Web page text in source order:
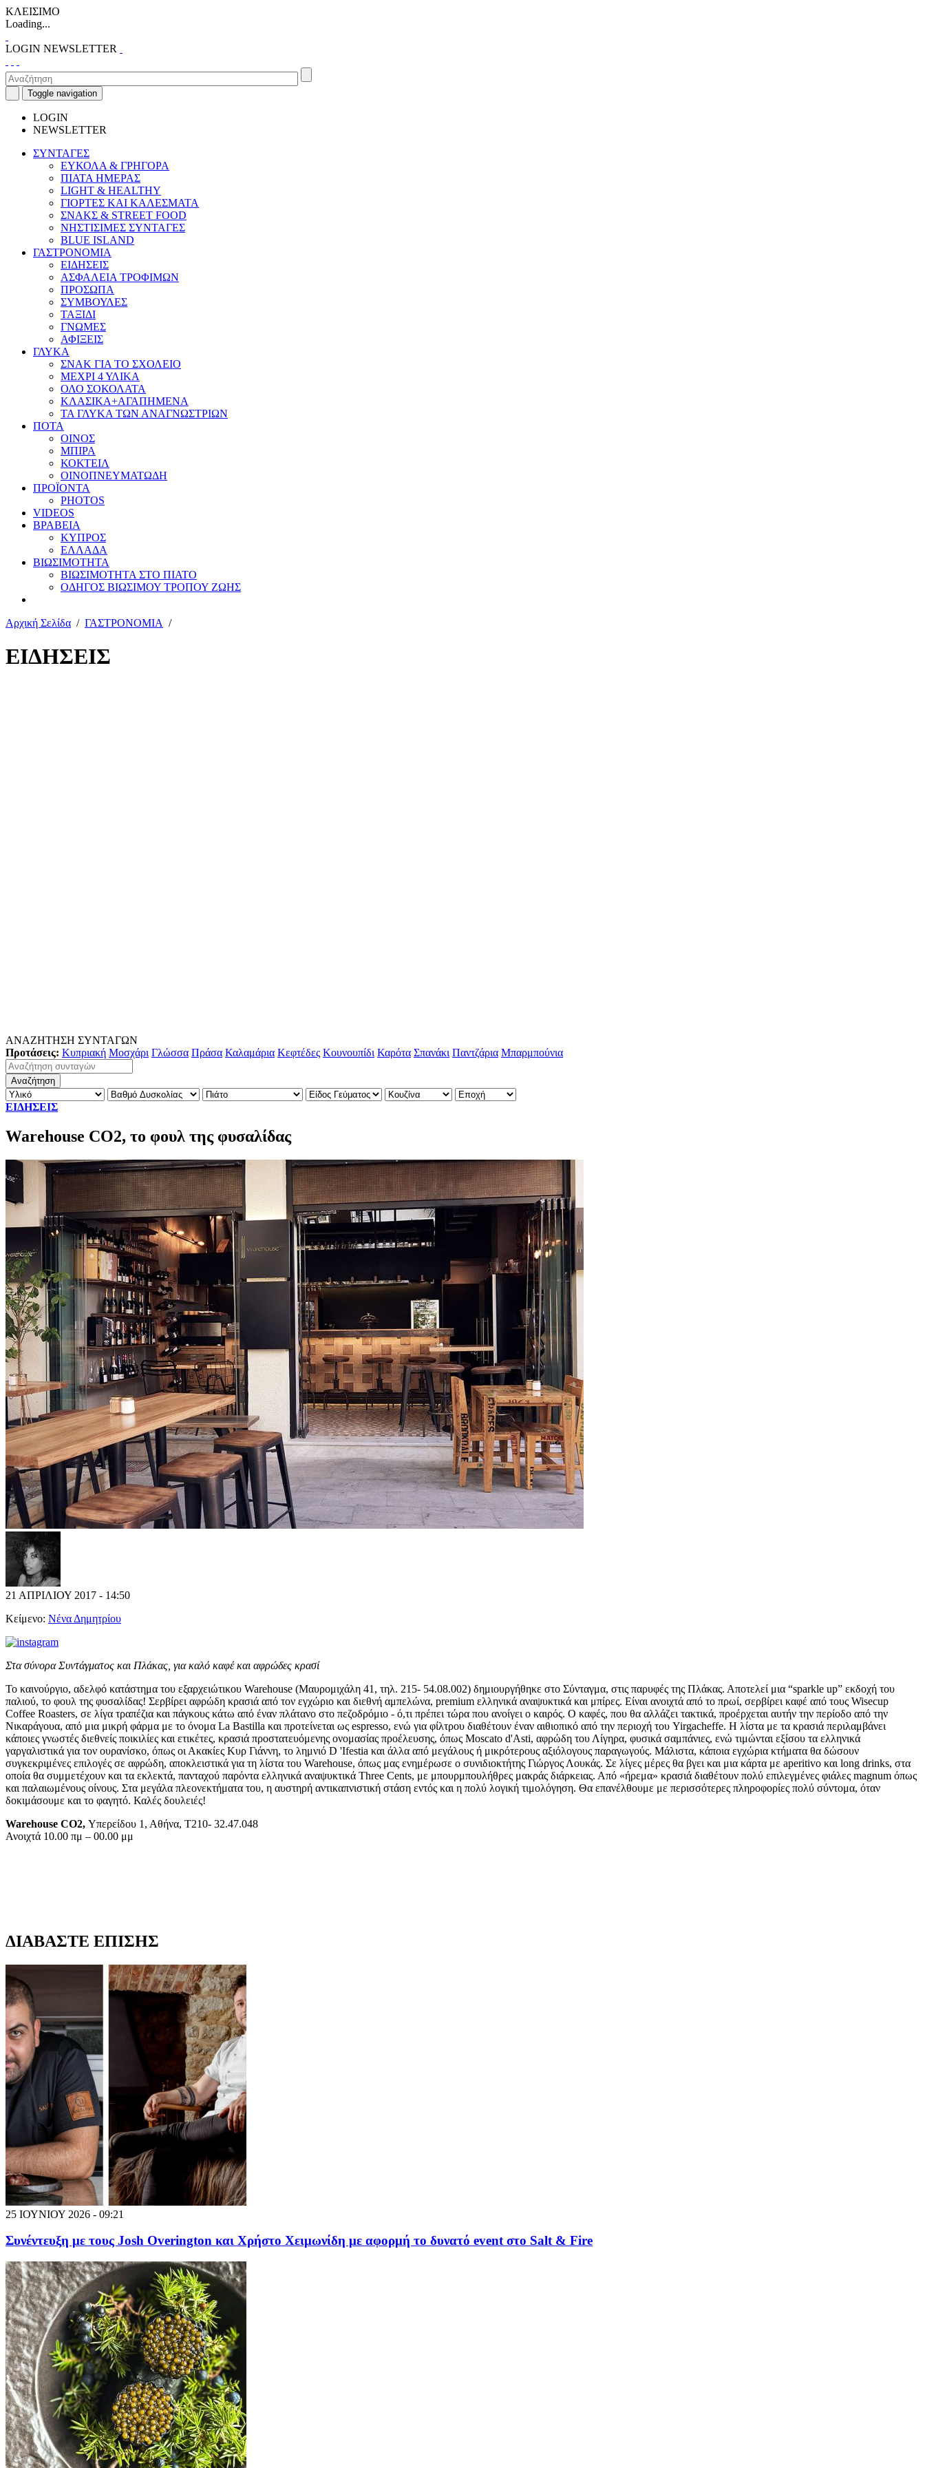
ΚΛΕΙΣΙΜΟ
Loading...
LOGIN NEWSLETTER
Toggle navigation
LOGIN
NEWSLETTER
ΣΥΝΤΑΓΕΣ
ΕΥΚΟΛΑ & ΓΡΗΓΟΡΑ
ΠΙΑΤΑ ΗΜΕΡΑΣ
LIGHT & HEALTHY
ΓΙΟΡΤΕΣ ΚΑΙ ΚΑΛΕΣΜΑΤΑ
ΣΝΑΚΣ & STREET FOOD
ΝΗΣΤΙΣΙΜΕΣ ΣΥΝΤΑΓΕΣ
BLUE ISLAND
ΓΑΣΤΡΟΝΟΜΙΑ
ΕΙΔΗΣΕΙΣ
ΑΣΦΑΛΕΙΑ ΤΡΟΦΙΜΩΝ
ΠΡΟΣΩΠΑ
ΣΥΜΒΟΥΛΕΣ
ΤΑΞΙΔΙ
ΓΝΩΜΕΣ
ΑΦΙΞΕΙΣ
ΓΛΥΚΑ
ΣΝΑΚ ΓΙΑ ΤΟ ΣΧΟΛΕΙΟ
ΜΕΧΡΙ 4 ΥΛΙΚΑ
ΟΛΟ ΣΟΚΟΛΑΤΑ
ΚΛΑΣΙΚΑ+ΑΓΑΠΗΜΕΝΑ
ΤΑ ΓΛΥΚΑ ΤΩΝ ΑΝΑΓΝΩΣΤΡΙΩΝ
ΠΟΤΑ
ΟΙΝΟΣ
ΜΠΙΡΑ
ΚΟΚΤΕΙΛ
ΟΙΝΟΠΝΕΥΜΑΤΩΔΗ
ΠΡΟΪΟΝΤΑ
PHOTOS
VIDEOS
ΒΡΑΒΕΙΑ
ΚΥΠΡΟΣ
ΕΛΛΑΔΑ
ΒΙΩΣΙΜΟΤΗΤΑ
ΒΙΩΣΙΜΟΤΗΤΑ ΣΤΟ ΠΙΑΤΟ
ΟΔΗΓΟΣ ΒΙΩΣΙΜΟΥ ΤΡΟΠΟΥ ΖΩΗΣ
Αρχική Σελίδα / ΓΑΣΤΡΟΝΟΜΙΑ /
ΕΙΔΗΣΕΙΣ
ΑΝΑΖΗΤΗΣΗ ΣΥΝΤΑΓΩΝ
Προτάσεις: Κυπριακή Μοσχάρι Γλώσσα Πράσα Καλαμάρια Κεφτέδες Κουνουπίδι Καρότα Σπανάκι Παντζάρια Μπαρμπούνια
ΕΙΔΗΣΕΙΣ
Warehouse CO2, το φουλ της φυσαλίδας
21 ΑΠΡΙΛΙΟΥ 2017 - 14:50
Κείμενο: Νένα Δημητρίου
Στα σύνορα Συντάγματος και Πλάκας, για καλό καφέ και αφρώδες κρασί
Το καινούργιο, αδελφό κατάστημα του εξαρχειώτικου Warehouse (Μαυρομιχάλη 41, τηλ. 215- 54.08.002) δημιουργήθηκε στο Σύνταγμα, στις παρυφές της Πλάκας. Αποτελεί μια “sparkle up” εκδοχή του
παλιού, το φουλ της φυσαλίδας! Σερβίρει αφρώδη κρασιά από τον εγχώριο και διεθνή αμπελώνα, premium ελληνικά αναψυκτικά και μπίρες. Είναι ανοιχτά από το πρωί, σερβίρει καφέ από τους Wisecup
Coffee Roasters, σε λίγα τραπέζια και πάγκους κάτω από έναν πλάτανο στο πεζοδρόμιο - ό,τι πρέπει τώρα που ανοίγει ο καιρός. Ο καφές, που θα αλλάζει τακτικά, προέρχεται αυτήν την περίοδο από την
Νικαράγουα, από μια μικρή φάρμα με το όνομα La Bastilla και προτείνεται ως espresso, ενώ για φίλτρου διαθέτουν έναν αιθιοπικό από την περιοχή του Yirgacheffe. Η λίστα με τα κρασιά περιλαμβάνει
κάποιες γνωστές διεθνείς ποικιλίες και ετικέτες, κρασιά προστατευόμενης ονομασίας προέλευσης, όπως Moscato d'Asti, αφρώδη του Λίγηρα, φυσικά σαμπάνιες, ενώ τιμώνται εξίσου τα ελληνικά
γαργαλιστικά για τον ουρανίσκο, όπως οι Ακακίες Κυρ Γιάννη, το λημνιό D 'Ifestia και άλλα από μεγάλους ή μικρότερους αξιόλογους παραγωγούς. Μάλιστα, κάποια εγχώρια κτήματα θα δώσουν
συγκεκριμένες επιλογές σε αφρώδη, αποκλειστικά για τη λίστα του Warehouse, όπως μας ενημέρωσε ο συνιδιοκτήτης Γιώργος Λουκάς. Σε λίγες μέρες θα βγει και μια κάρτα με aperitivo και long drinks, στα
οποία θα συμμετέχουν και τα εκλεκτά, πανταχού παρόντα ελληνικά αναψυκτικά Three Cents, με μπουρμπουλήθρες μακράς διάρκειας. Από «ήρεμα» κρασιά διαθέτουν πολύ επιλεγμένες φιάλες magnum όπως
και παλαιωμένους οίνους. Στα μεγάλα πλεονεκτήματα του, η αυστηρή αντικαπνιστική στάση εντός και η πολύ λογική τιμολόγηση. Θα επανέλθουμε με περισσότερες πληροφορίες πολύ σύντομα, όταν
δοκιμάσουμε και το φαγητό. Καλές δουλειές!
Warehouse CO2, Υπερείδου 1, Αθήνα, Τ210- 32.47.048
Ανοιχτά 10.00 πμ – 00.00 μμ
ΔΙΑΒΑΣΤΕ ΕΠΙΣΗΣ
25 ΙΟΥΝΙΟΥ 2026 - 09:21
Συνέντευξη με τους Josh Overington και Χρήστο Χειμωνίδη με αφορμή το δυνατό event στο Salt & Fire